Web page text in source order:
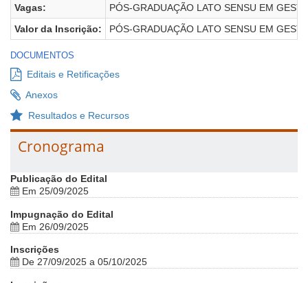
Vagas:
PÓS-GRADUAÇÃO LATO SENSU EM
Valor da Inscrição:
PÓS-GRADUAÇÃO LATO SENSU EM
DOCUMENTOS
Editais e Retificações
Anexos
Resultados e Recursos
Cronograma
Publicação do Edital
Em 25/09/2025
Impugnação do Edital
Em 26/09/2025
Inscrições
De 27/09/2025 a 05/10/2025